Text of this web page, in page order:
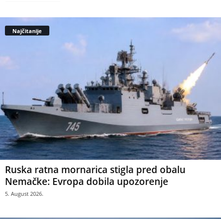
Najčitanije
Ruska ratna mornarica stigla pred obalu
Nemačke: Evropa dobila upozorenje
5. August 2026.